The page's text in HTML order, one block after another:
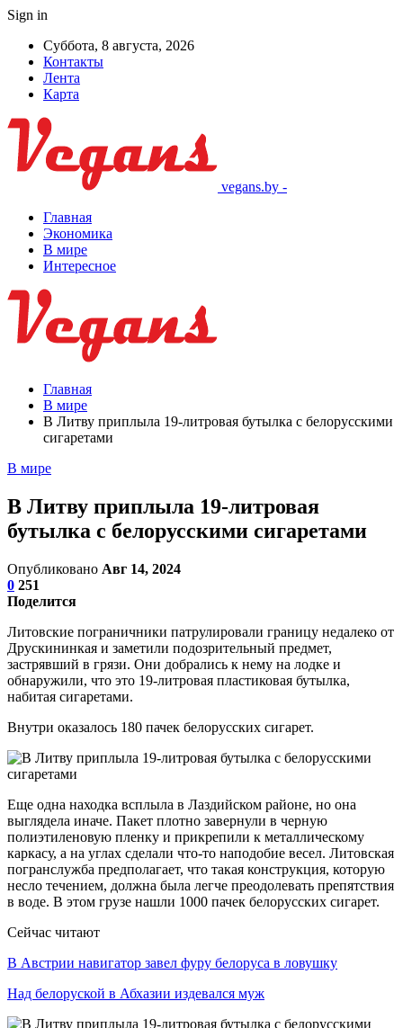
Sign in
Суббота, 8 августа, 2026
Контакты
Лента
Карта
vegans.by -
Главная
Экономика
В мире
Интересное
Главная
В мире
В Литву приплыла 19-литровая бутылка с белорусскими
сигаретами
В мире
В Литву приплыла 19-литровая
бутылка с белорусскими сигаретами
Опубликовано Авг 14, 2024
0 251
Поделится
Литовские пограничники патрулировали границу недалеко от
Друскининкая и заметили подозрительный предмет,
застрявший в грязи. Они добрались к нему на лодке и
обнаружили, что это 19-литровая пластиковая бутылка,
набитая сигаретами.
Внутри оказалось 180 пачек белорусских сигарет.
Еще одна находка всплыла в Лаздийском районе, но она
выглядела иначе. Пакет плотно завернули в черную
полиэтиленовую пленку и прикрепили к металлическому
каркасу, а на углах сделали что-то наподобие весел. Литовская
погранслужба предполагает, что такая конструкция, которую
несло течением, должна была легче преодолевать препятствия
в воде. В этом грузе нашли 1000 пачек белорусских сигарет.
Сейчас читают
В Австрии навигатор завел фуру белоруса в ловушку
Над белоруской в Абхазии издевался муж